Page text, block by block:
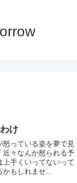
け
っている姿を夢で見
近々なんか怒られる予
手くいってないって
もしれませ...